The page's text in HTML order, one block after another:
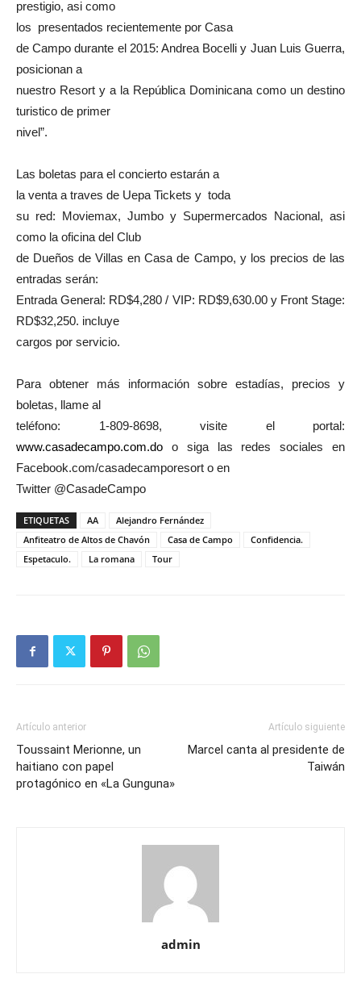
prestigio, asi como
los presentados recientemente por Casa
de Campo durante el 2015: Andrea Bocelli y Juan Luis Guerra,
posicionan a
nuestro Resort y a la República Dominicana como un destino
turistico de primer
nivel”.
Las boletas para el concierto estarán a
la venta a traves de Uepa Tickets y toda
su red: Moviemax, Jumbo y Supermercados Nacional, asi
como la oficina del Club
de Dueños de Villas en Casa de Campo, y los precios de las
entradas serán:
Entrada General: RD$4,280 / VIP: RD$9,630.00 y Front Stage:
RD$32,250. incluye
cargos por servicio.
Para obtener más información sobre estadías, precios y
boletas, llame al
teléfono: 1-809-8698, visite el portal:
www.casadecampo.com.do o siga las redes sociales en
Facebook.com/casadecamporesort o en
Twitter @CasadeCampo
ETIQUETAS AA
Alejandro Fernández
Anfiteatro de Altos de Chavón
Casa de Campo
Confidencia.
Espetaculo.
La romana Tour
Artículo anterior
Toussaint Merionne, un
haitiano con papel
protagónico en «La Gunguna»
Artículo siguiente
Marcel canta al presidente de
Taiwán
admin